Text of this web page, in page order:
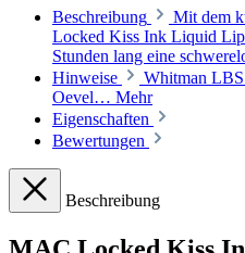
Beschreibung
Mit dem
Locked Kiss Ink Liquid
Stunden lang eine
Hinweise
Whitman
Oevel… Mehr
Eigenschaften
Bewertungen
Beschreibung